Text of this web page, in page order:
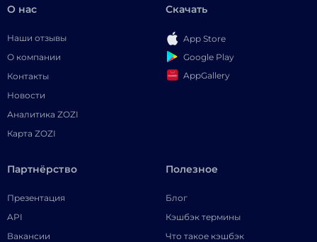
О нас
Наши отзывы
О компании
Контакты
Новости
Аналитика ZOZI
Карта ZOZI
Скачать
App Store
Google Play
AppGallery
Партнёрство
Презентация
API
Вакансии
Полезное
Блог
Кэшбэк термины
Что такое кэшбэк